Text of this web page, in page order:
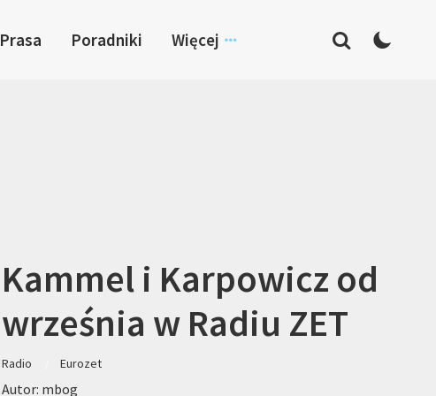
Prasa Poradniki Więcej
Kammel i Karpowicz od
września w Radiu ZET
Radio Eurozet
Autor: mbog